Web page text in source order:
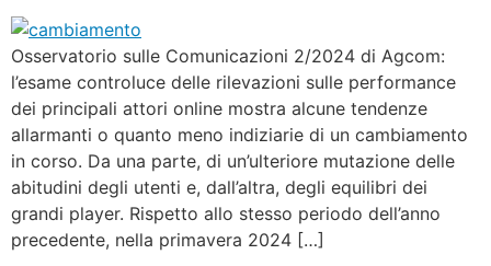
Osservatorio sulle Comunicazioni 2/2024 di Agcom:
l’esame controluce delle rilevazioni sulle performance
dei principali attori online mostra alcune tendenze
allarmanti o quanto meno indiziarie di un cambiamento
in corso. Da una parte, di un’ulteriore mutazione delle
abitudini degli utenti e, dall’altra, degli equilibri dei
grandi player. Rispetto allo stesso periodo dell’anno
precedente, nella primavera 2024 […]